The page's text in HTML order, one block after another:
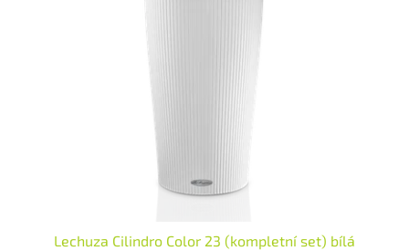
Lechuza Cilindro Color 23 (kompletní set) bílá